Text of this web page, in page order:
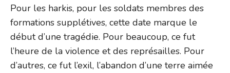
Pour les harkis, pour les soldats membres des
formations supplétives, cette date marque le
début d’une tragédie. Pour beaucoup, ce fut
l’heure de la violence et des représailles. Pour
d’autres, ce fut l’exil, l’abandon d’une terre aimée